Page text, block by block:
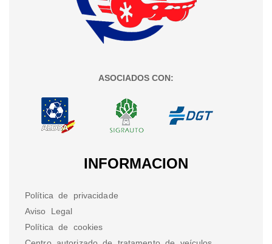
ASOCIADOS CON:
INFORMACION
Política de privacidade
Aviso Legal
Política de cookies